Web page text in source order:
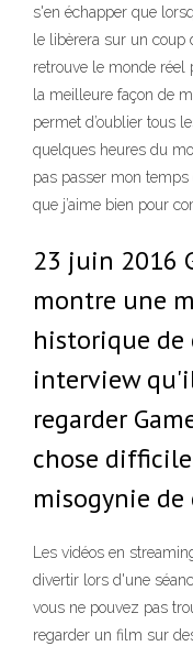
s'en échapper que
le libèrera sur un coup
retrouve le monde réel
la meilleure façon de
permet d’oublier tous
quelques heures du
pas passer mon
que j’aime bien pour
23 juin 2016
montre une
historique de
interview
regarder
chose
misogynie
Les vidéos en
divertir lors d'une
vous ne pouvez pas
regarder un film sur